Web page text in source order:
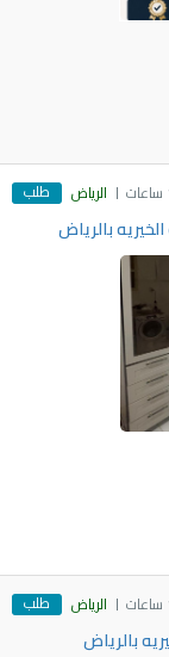
الرياض طلب
بالرياض
الرياض طلب
بالرياض